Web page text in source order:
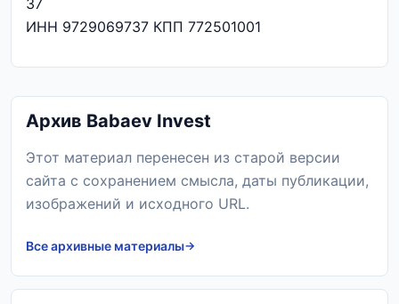
37
ИНН 9729069737 КПП 772501001
Архив Babaev Invest
Этот материал перенесен из старой версии
сайта с сохранением смысла, даты публикации,
изображений и исходного URL.
Все архивные материалы